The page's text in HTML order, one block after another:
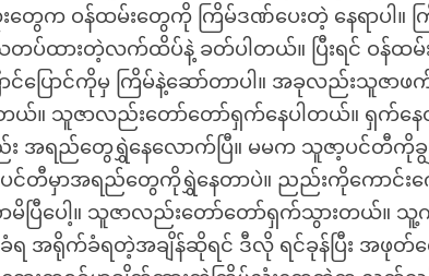
က ဝန်ထမ်းတွေကို ကြိမ်ဒဏ်ပေးတဲ့ နေရာပါ။
ထားတဲ့လက်ထိပ်နဲ့ ခတ်ပါတယ်။ ပြီးရင် ဝန်ထမ်
ပြောင်ကိုမှ ကြိမ်နဲ့ဆော်တာပါ။ အခုလည်းသူဇာ
ယ်။ သူဇာလည်းတော်တော်ရှက်နေပါတယ်။ ရှက်န
အရည်တွေရွှဲနေလောက်ပြီ။ မမက သူဇာ့ပင်တီကိုခ
ပင်တီမှာအရည်တွေကိုရွှဲနေတာပဲ။ ညည်းကိုကောင်
ာမိပြီပေါ့။ သူဇာလည်းတော်တော်ရှက်သွားတယ်။
ရ အရိုက်ခံရတဲ့အချိန်ဆိုရင် ဒီလို ရင်ခုန်ပြီး အဖု